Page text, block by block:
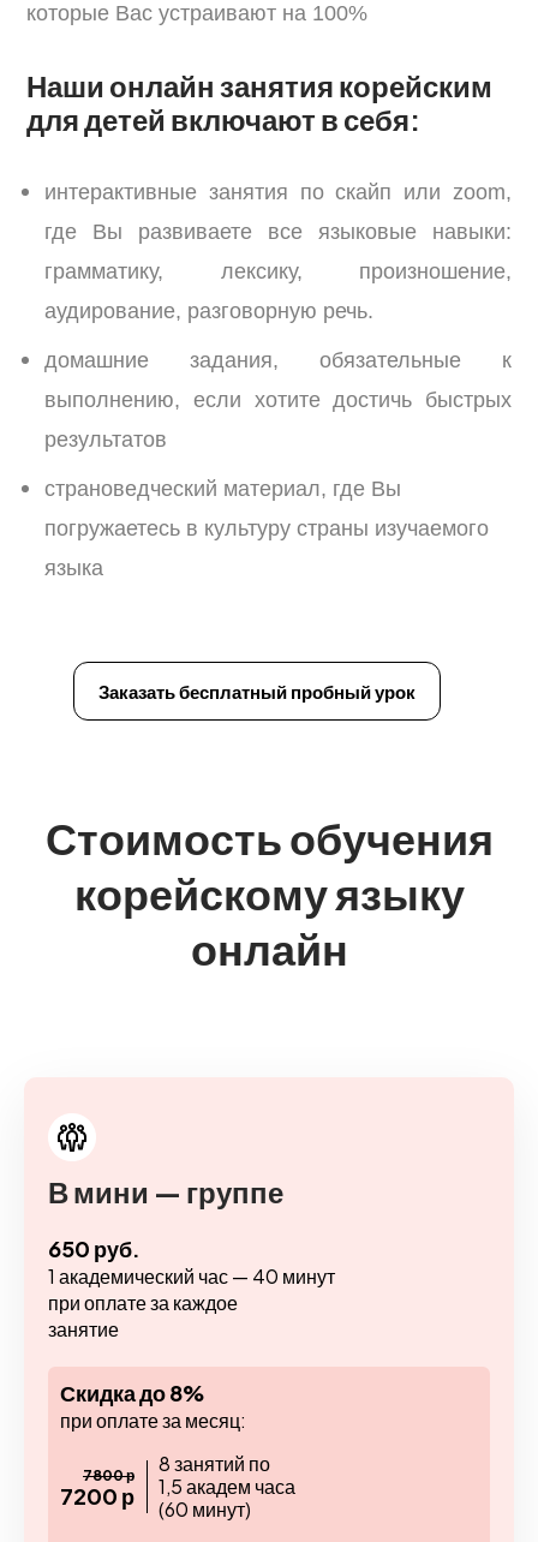
которые Вас устраивают на 100%
Наши онлайн занятия корейским
для детей включают в себя:
интерактивные занятия по скайп или zoom,
где Вы развиваете все языковые навыки:
грамматику, лексику, произношение,
аудирование, разговорную речь.
домашние задания, обязательные к
выполнению, если хотите достичь быстрых
результатов
страноведческий материал, где Вы
погружаетесь в культуру страны изучаемого
языка
Заказать бесплатный пробный урок
Стоимость обучения
корейскому языку
онлайн
В мини — группе
650 руб.
1 академический час — 40 минут
при оплате за каждое
занятие
Скидка до 8%
при оплате за месяц:
7800 р
7200 р
8 занятий по
1,5 академ часа
(60 минут)